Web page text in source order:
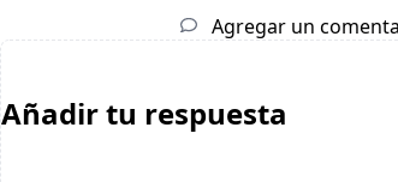
Agregar un
Añadir tu respuesta